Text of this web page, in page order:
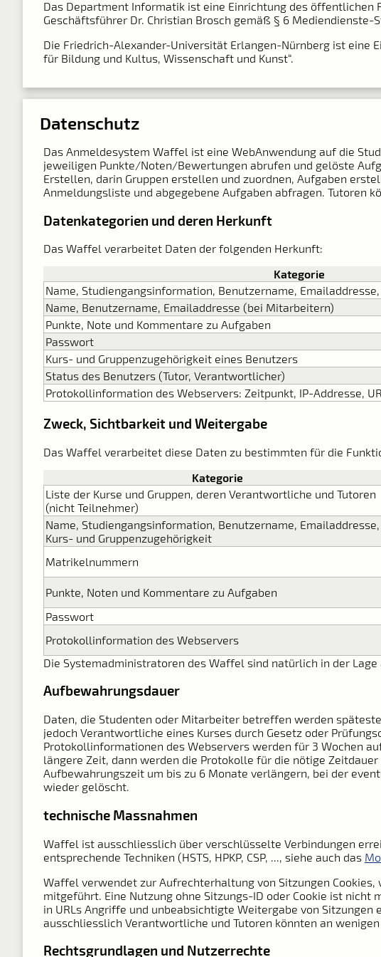
Das Department Informatik ist eine Einrichtung des
Geschäftsführer Dr. Christian Brosch gemäß § 6
Die Friedrich-Alexander-Universität Erlangen-Nürnberg ist eine
für Bildung und Kultus, Wissenschaft und Kunst“.
Datenschutz
Das Anmeldesystem Waffel ist eine Web­Anwendung auf die
jeweiligen Punkte/Noten/Bewertungen abrufen und gelöste
Erstellen, darin Gruppen erstellen und zuordnen, Aufgaben
Anmeldungsliste und abgegebene Aufgaben abfragen. Tutoren
Datenkategorien und deren Herkunft
Das Waffel verarbeitet Daten der folgenden Herkunft:
Kategorie
Name, Studiengangsinformation, Benutzername,
Name, Benutzername, Emailaddresse (bei Mitarbeitern)
Punkte, Note und Kommentare zu Aufgaben
Passwort
Kurs- und Gruppenzugehörigkeit eines Benutzers
Status des Benutzers (Tutor, Verantwortlicher)
Protokollinformation des Webservers: Zeitpunkt, IP-Addresse,
Zweck, Sichtbarkeit und Weitergabe
Das Waffel verarbeitet diese Daten zu bestimmten für die
Kategorie
Liste der Kurse und Gruppen, deren Verantwortliche und Tutoren
(nicht Teilnehmer)
Name, Studiengangsinformation, Benutzername, Emailaddresse,
Kurs- und Gruppenzugehörigkeit
Matrikelnummern
Punkte, Noten und Kommentare zu Aufgaben
Passwort
Protokollinformation des Webservers
Die Systemadministratoren des Waffel sind natürlich in der
Aufbewahrungsdauer
Daten, die Studenten oder Mitarbeiter betreffen werden
jedoch Verantwortliche eines Kurses durch Gesetz oder
Protokollinformationen des Webservers werden für 3 Wochen
längere Zeit, dann werden die Protokolle für die nötige
Aufbewahrungszeit um bis zu 6 Monate verlängern, bei der
wieder gelöscht.
technische Massnahmen
Waffel ist ausschliesslich über verschlüsselte Verbindungen
entsprechende Techniken (HSTS, HPKP, CSP, ..., siehe auch das
Waffel verwendet zur Aufrechterhaltung von Sitzungen
mitgeführt. Eine Nutzung ohne Sitzungs-ID oder Cookie ist
in URLs Angriffe und unbeabsichtigte Weitergabe von
ausschliesslich Verantwortliche und Tutoren könnten an
Rechtsgrundlagen und Nutzerrechte